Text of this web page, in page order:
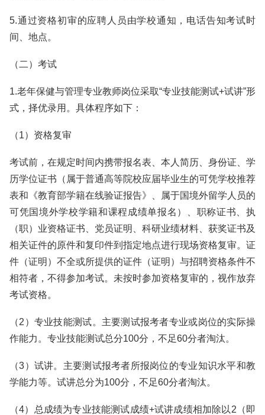
5.通过资格初审的应聘人员由学校通知，电话告知考试时
间、地点。
（二）考试
1.老年保健与管理专业教师岗位采取“专业技能测试+试讲”形
式，择优录用。具体程序如下：
（1）资格复审
考试前，在规定时间内携带报名表、本人简历、身份证、学
历学位证书（属于普通高等院校应届毕业生的可凭学校推荐
表和《教育部学籍在线验证报告》、属于国境外留学人员的
可凭国境外学校学籍和课程成绩单报名）、职称证书、执
（职）业资格证书、党员证明、科研业绩材料、获奖证书及
相关证件的原件和复印件到指定地点进行现场资格复审。证
件（证明）不全或所提供的证件（证明）与招聘资格条件不
相符者，不得参加考试。未按时参加资格复审的，视作放弃
考试资格。
（2）专业技能测试。主要测试报考者专业或岗位的实际操
作能力。专业技能测试总分100分，不足60分者淘汰。
（3）试讲。主要测试报考者所报岗位的专业知识水平和教
学能力等。试讲总分为100分，不足60分者淘汰。
（4）总成绩为专业技能测试成绩+试讲成绩相加除以2（即